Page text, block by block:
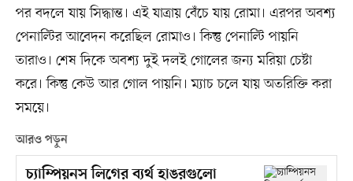
পর বদলে যায় সিদ্ধান্ত। এই যাত্রায় বেঁচে যায় রোমা। এরপর অবশ্য
পেনাল্টির আবেদন করেছিল রোমাও। কিন্তু পেনাল্টি পায়নি
তারাও। শেষ দিকে অবশ্য দুই দলই গোলের জন্য মরিয়া চেষ্টা
করে। কিন্তু কেউ আর গোল পায়নি। ম্যাচ চলে যায় অতরিক্তি করা
সময়ে।
আরও পড়ুন
চ্যাম্পিয়নস লিগের ব্যর্থ হাঙরগুলো